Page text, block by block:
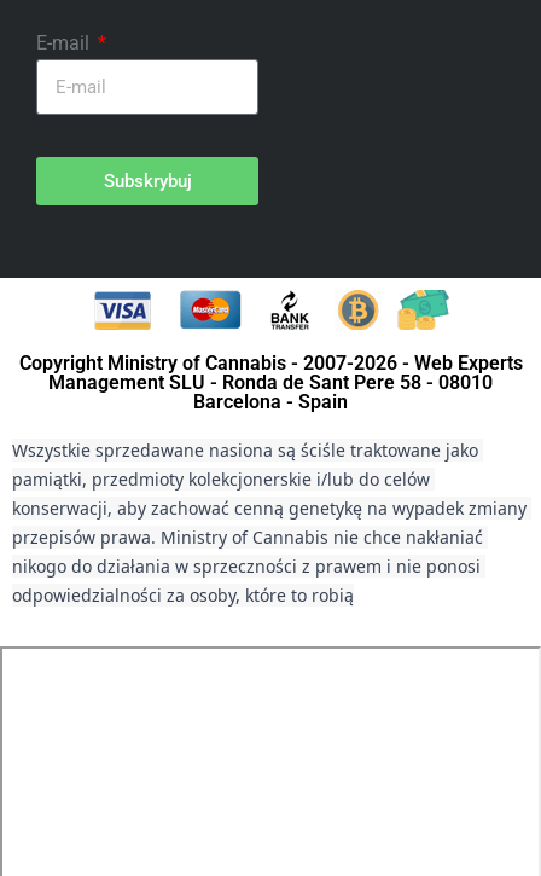
E-mail
Subskrybuj
Copyright Ministry of Cannabis - 2007-2026 - Web Experts
Management SLU - Ronda de Sant Pere 58 - 08010
Barcelona - Spain
Wszystkie sprzedawane nasiona są ściśle traktowane jako
pamiątki, przedmioty kolekcjonerskie i/lub do celów
konserwacji, aby zachować cenną genetykę na wypadek zmiany
przepisów prawa. Ministry of Cannabis nie chce nakłaniać
nikogo do działania w sprzeczności z prawem i nie ponosi
odpowiedzialności za osoby, które to robią